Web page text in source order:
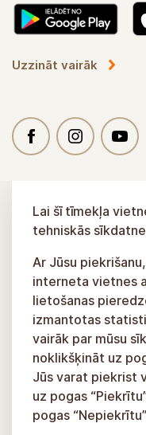
Uzzināt vairāk
Lai šī tīmekļa
tehniskās
Ar Jūsu
interneta vietnes
lietošanas
izmantotas
vairāk par mūsu
noklikšķināt uz
Jūs varat piekrist
uz pogas
pogas